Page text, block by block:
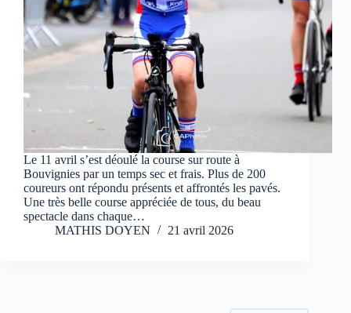
Le 11 avril s’est déoulé la course sur route à
Bouvignies par un temps sec et frais. Plus de 200
coureurs ont répondu présents et affrontés les pavés.
Une très belle course appréciée de tous, du beau
spectacle dans chaque…
MATHIS DOYEN
21 avril 2026